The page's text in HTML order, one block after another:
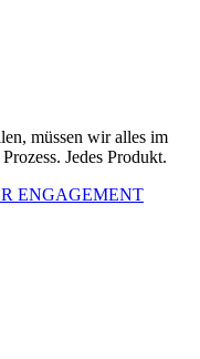
müssen wir alles im
Jedes Produkt.
ENGAGEMENT